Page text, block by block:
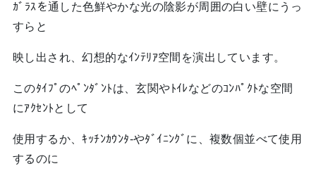
ｶﾞﾗｽを通した色鮮やかな光の陰影が周囲の白い壁にうっ
すらと
映し出され、幻想的なｲﾝﾃﾘｱ空間を演出しています。
このﾀｲﾌﾟのﾍﾟﾝﾀﾞﾝﾄは、玄関やﾄｲﾚなどのｺﾝﾊﾟｸﾄな空間
にｱｸｾﾝﾄとして
使用するか、ｷｯﾁﾝｶｳﾝﾀ-やﾀﾞｲﾆﾝｸﾞに、複数個並べて使用
するのに